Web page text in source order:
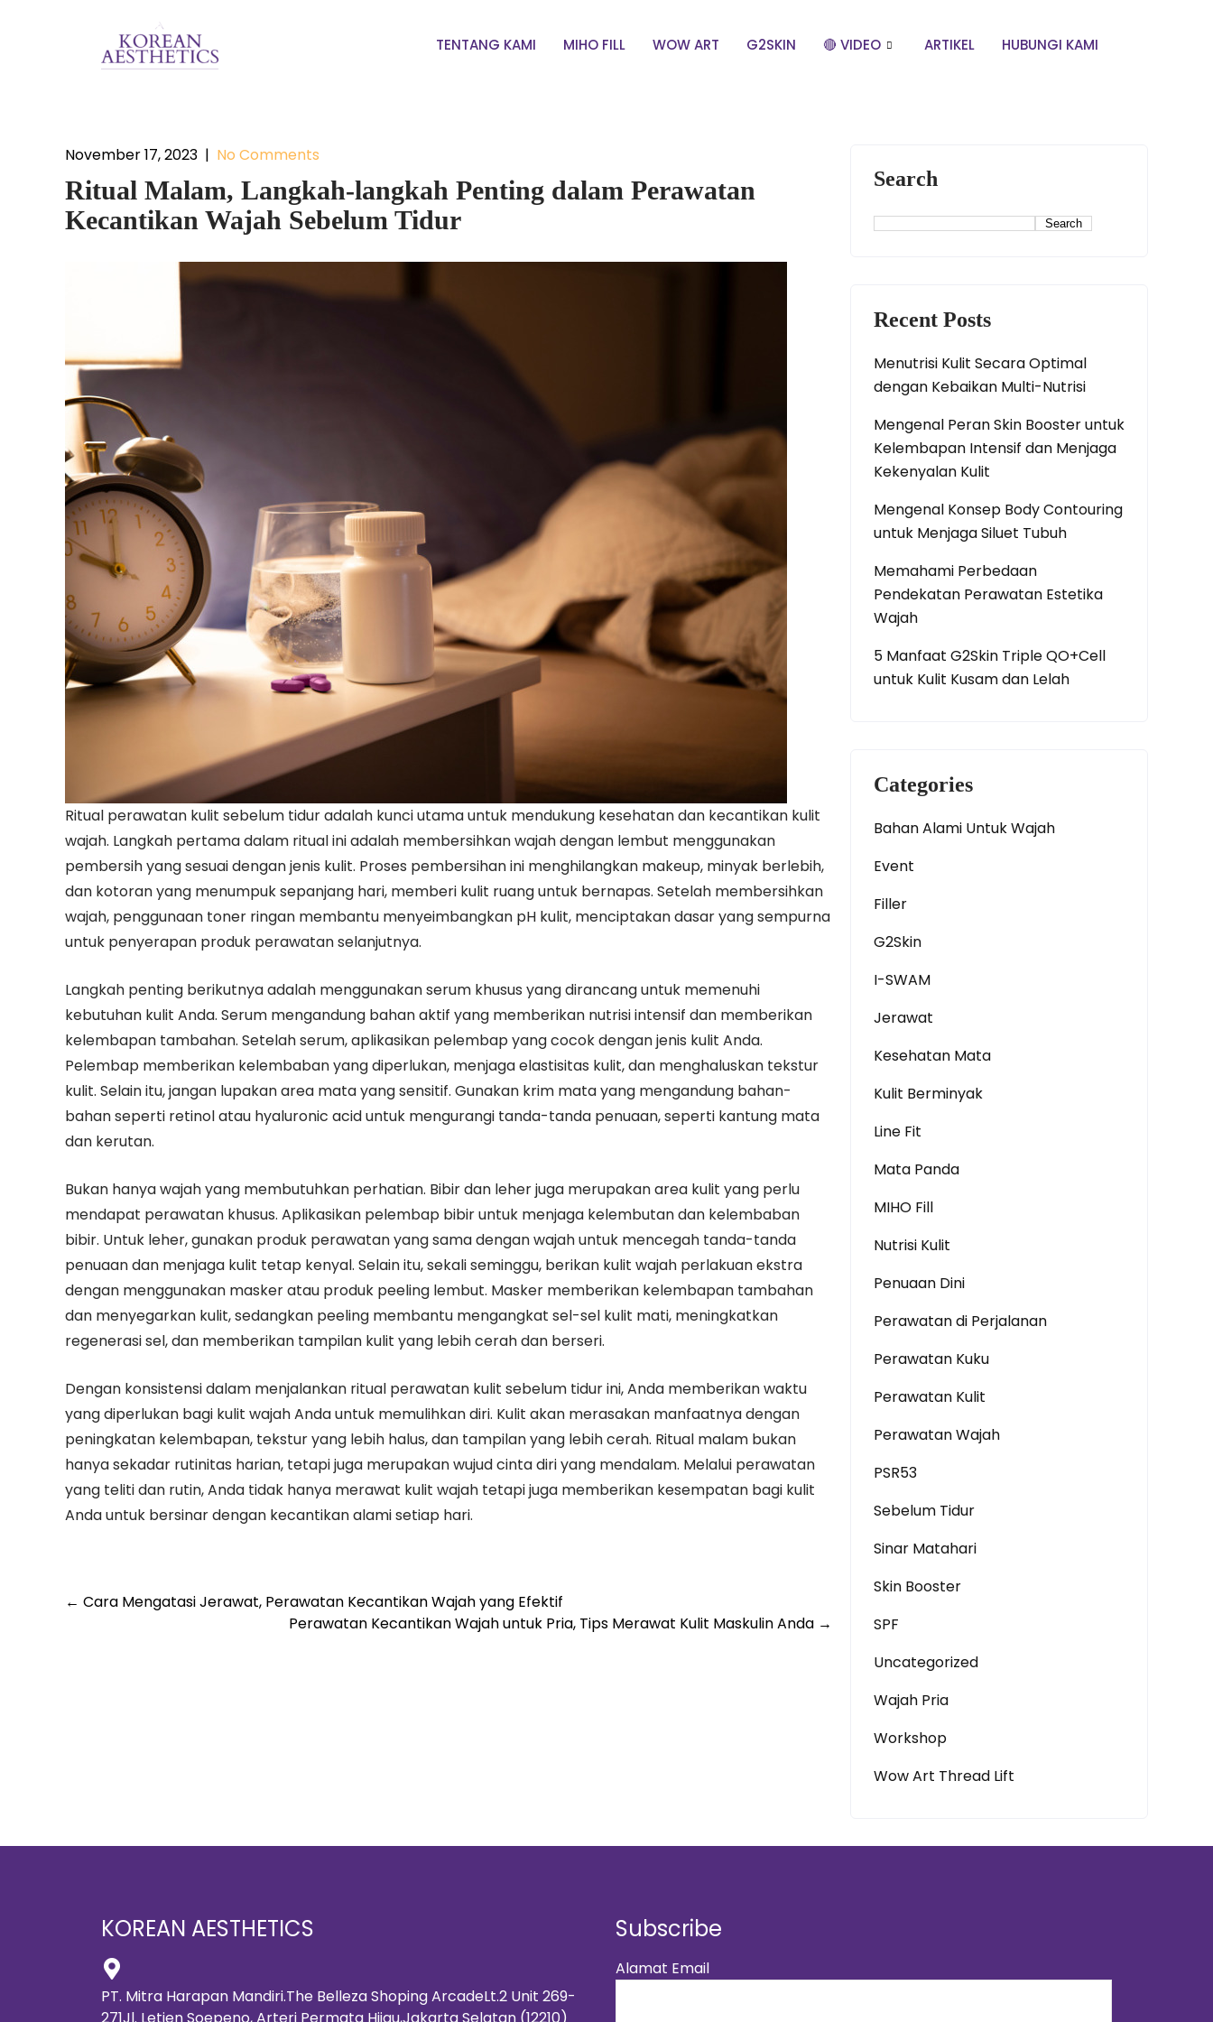
TENTANG KAMI MIHO FILL WOW ART G2SKIN 🔴 VIDEO ARTIKEL HUBUNGI KAMI
November 17, 2023 | No Comments
Ritual Malam, Langkah-langkah Penting dalam Perawatan
Kecantikan Wajah Sebelum Tidur
Ritual perawatan kulit sebelum tidur adalah kunci utama untuk mendukung kesehatan dan kecantikan kulit
wajah. Langkah pertama dalam ritual ini adalah membersihkan wajah dengan lembut menggunakan
pembersih yang sesuai dengan jenis kulit. Proses pembersihan ini menghilangkan makeup, minyak berlebih,
dan kotoran yang menumpuk sepanjang hari, memberi kulit ruang untuk bernapas. Setelah membersihkan
wajah, penggunaan toner ringan membantu menyeimbangkan pH kulit, menciptakan dasar yang sempurna
untuk penyerapan produk perawatan selanjutnya.
Langkah penting berikutnya adalah menggunakan serum khusus yang dirancang untuk memenuhi
kebutuhan kulit Anda. Serum mengandung bahan aktif yang memberikan nutrisi intensif dan memberikan
kelembapan tambahan. Setelah serum, aplikasikan pelembap yang cocok dengan jenis kulit Anda.
Pelembap memberikan kelembaban yang diperlukan, menjaga elastisitas kulit, dan menghaluskan tekstur
kulit. Selain itu, jangan lupakan area mata yang sensitif. Gunakan krim mata yang mengandung bahan-
bahan seperti retinol atau hyaluronic acid untuk mengurangi tanda-tanda penuaan, seperti kantung mata
dan kerutan.
Bukan hanya wajah yang membutuhkan perhatian. Bibir dan leher juga merupakan area kulit yang perlu
mendapat perawatan khusus. Aplikasikan pelembap bibir untuk menjaga kelembutan dan kelembaban
bibir. Untuk leher, gunakan produk perawatan yang sama dengan wajah untuk mencegah tanda-tanda
penuaan dan menjaga kulit tetap kenyal. Selain itu, sekali seminggu, berikan kulit wajah perlakuan ekstra
dengan menggunakan masker atau produk peeling lembut. Masker memberikan kelembapan tambahan
dan menyegarkan kulit, sedangkan peeling membantu mengangkat sel-sel kulit mati, meningkatkan
regenerasi sel, dan memberikan tampilan kulit yang lebih cerah dan berseri.
Dengan konsistensi dalam menjalankan ritual perawatan kulit sebelum tidur ini, Anda memberikan waktu
yang diperlukan bagi kulit wajah Anda untuk memulihkan diri. Kulit akan merasakan manfaatnya dengan
peningkatan kelembapan, tekstur yang lebih halus, dan tampilan yang lebih cerah. Ritual malam bukan
hanya sekadar rutinitas harian, tetapi juga merupakan wujud cinta diri yang mendalam. Melalui perawatan
yang teliti dan rutin, Anda tidak hanya merawat kulit wajah tetapi juga memberikan kesempatan bagi kulit
Anda untuk bersinar dengan kecantikan alami setiap hari.
← Cara Mengatasi Jerawat, Perawatan Kecantikan Wajah yang Efektif
Perawatan Kecantikan Wajah untuk Pria, Tips Merawat Kulit Maskulin Anda →
Search
Search
Recent Posts
Menutrisi Kulit Secara Optimal
dengan Kebaikan Multi-Nutrisi
Mengenal Peran Skin Booster untuk
Kelembapan Intensif dan Menjaga
Kekenyalan Kulit
Mengenal Konsep Body Contouring
untuk Menjaga Siluet Tubuh
Memahami Perbedaan
Pendekatan Perawatan Estetika
Wajah
5 Manfaat G2Skin Triple QO+Cell
untuk Kulit Kusam dan Lelah
Categories
Bahan Alami Untuk Wajah
Event
Filler
G2Skin
I-SWAM
Jerawat
Kesehatan Mata
Kulit Berminyak
Line Fit
Mata Panda
MIHO Fill
Nutrisi Kulit
Penuaan Dini
Perawatan di Perjalanan
Perawatan Kuku
Perawatan Kulit
Perawatan Wajah
PSR53
Sebelum Tidur
Sinar Matahari
Skin Booster
SPF
Uncategorized
Wajah Pria
Workshop
Wow Art Thread Lift
KOREAN AESTHETICS
PT. Mitra Harapan Mandiri.The Belleza Shoping ArcadeLt.2 Unit 269-
Subscribe
Alamat Email